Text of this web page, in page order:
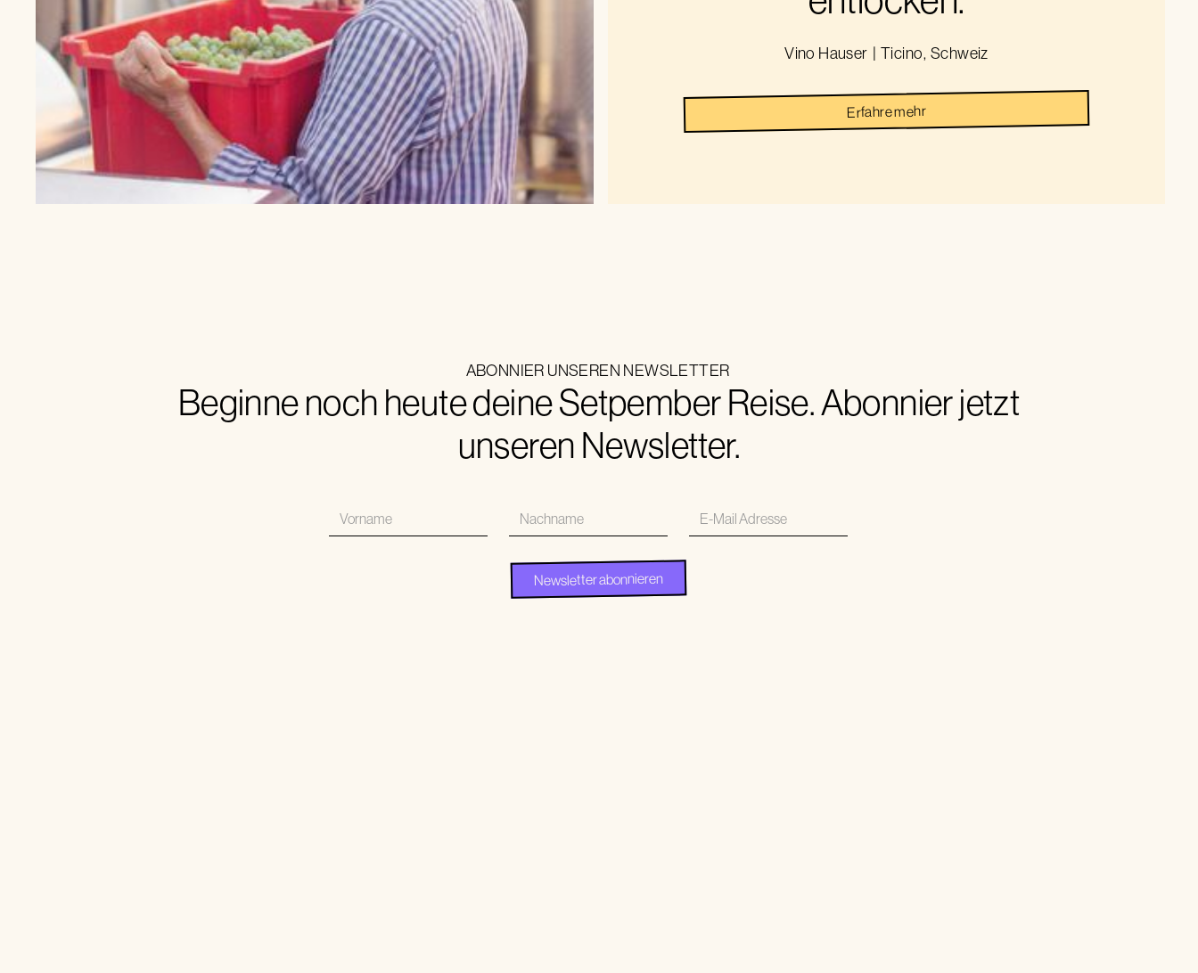
Vino Hauser | Ticino, Schweiz
Erfahre mehr
ABONNIER UNSEREN NEWSLETTER
Beginne noch heute deine Setpember Reise. Abonnier jetzt
unseren Newsletter.